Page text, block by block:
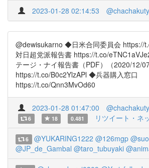
2023-01-28 02:14:53
@dewisukarno ◆日米合同委員会 https://
対日超党派報告書 https://t.co/
テージ・ナイ報告書（PDF）（2020/12/07
https://t.co/B0c2YlzAPl ◆兵器購入窓口
https://t.co/Qnn3MvOd60
2023-01-28 01:47:00
6 18 0.481 リツイート・ネ
6 @YUKARING1222 @126mgp
@JP_de_Gambal @taro_tubuyaki